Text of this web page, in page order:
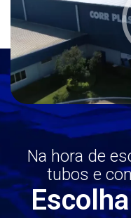
Na hora de
tubos e